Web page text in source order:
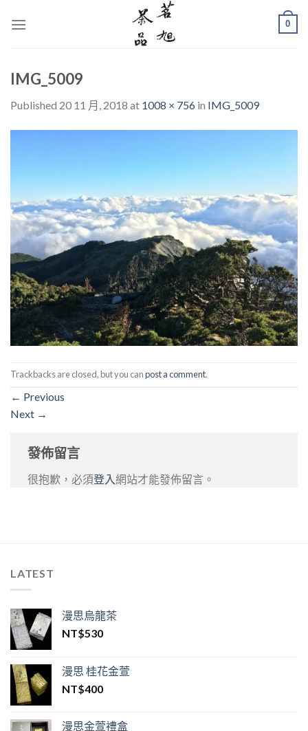
0
IMG_5009
Published 20 11 月, 2018 at 1008 × 756 in IMG_5009
Trackbacks are closed, but you canpost a comment.
← Previous
Next →
發佈留言
很抱歉，必須登入 網站才能發佈留言。
LATEST
漫思烏龍茶
NT$530
漫思 桂花金萱
NT$400
漫思金萱禮盒